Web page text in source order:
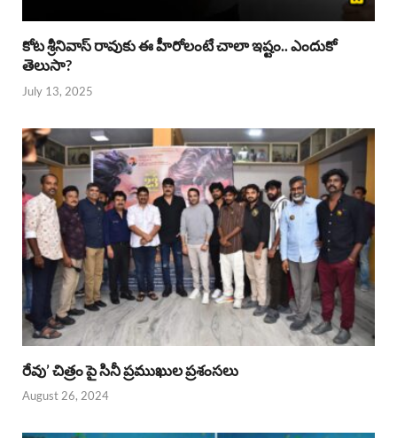
కోట శ్రీనివాస్ రావుకు ఈ హీరోలంటే చాలా ఇష్టం.. ఎందుకో
తెలుసా?
July 13, 2025
రేవు’ చిత్రం పై సినీ ప్రముఖుల ప్రశంసలు
August 26, 2024